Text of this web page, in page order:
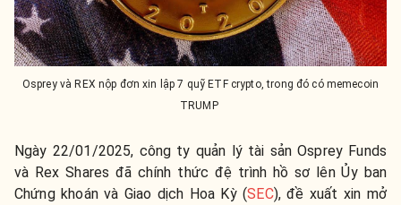
Osprey và REX nộp đơn xin lập 7 quỹ ETF crypto, trong đó có memecoin
TRUMP
Ngày 22/01/2025, công ty quản lý tài sản Osprey Funds
và Rex Shares đã chính thức đệ trình hồ sơ lên Ủy ban
Chứng khoán và Giao dịch Hoa Kỳ (SEC), đề xuất xin mở